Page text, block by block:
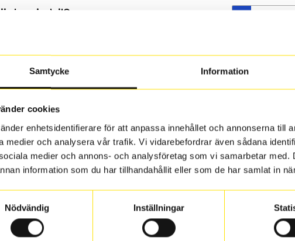
Samtycke Information
cookies
enhetsidentifierare för att anpassa innehållet och annonserna till
medier och analysera vår trafik. Vi vidarebefordrar även sådana
medier och annons- och analysföretag som vi samarbetar
information som du har tillhandahållit eller som de har samlat in
Nödvändig
Inställningar
min bil?
för att se om det däck du valt passar din
däck som skall sättas på dina befintliga fälgar,
gång så att däck och fälg har samma
fälgen ha bytts ut under årens lopp och inte
som bilen hade ut från fabrik.
Däckspecialen
eller fälgar hos oss levereras de direkt till någon av våra
du datum och tid för upphämtning eller service. När vi byter